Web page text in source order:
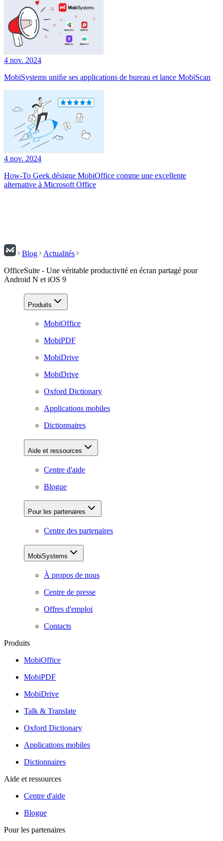
4 nov. 2024
MobiSystems uniﬁe ses applications de bureau et lance MobiScan
4 nov. 2024
How-To Geek désigne MobiOffice comme une excellente
alternative à Microsoft Office
Blog
Actualités
OfficeSuite - Une véritable productivité en écran partagé pour
Android N et iOS 9
Produits
MobiOffice
MobiPDF
MobiDrive
MobiDrive
Oxford Dictionary
Applications mobiles
Dictionnaires
Aide et ressources
Centre d'aide
Blogue
Pour les partenaires
Centre des partenaires
MobiSystems
À propos de nous
Centre de presse
Offres d'emploi
Contacts
Produits
MobiOffice
MobiPDF
MobiDrive
Talk & Translate
Oxford Dictionary
Applications mobiles
Dictionnaires
Aide et ressources
Centre d'aide
Blogue
Pour les partenaires